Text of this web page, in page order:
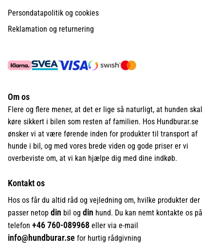
Persondatapolitik og cookies
Reklamation og returnering
Om os
Flere og flere mener, at det er lige så naturligt, at hunden skal
køre sikkert i bilen som resten af familien. Hos Hundburar.se
ønsker vi at være førende inden for produkter til transport af
hunde i bil, og med vores brede viden og gode priser er vi
overbeviste om, at vi kan hjælpe dig med dine indkøb.
Kontakt os
Hos os får du altid råd og vejledning om, hvilke produkter der
passer netop din bil og din hund. Du kan nemt kontakte os på
telefon +46760-089968 eller via e-mail
info@hundburar.se for hurtig rådgivning